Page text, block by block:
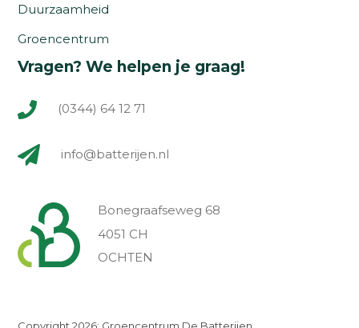
Duurzaamheid
Groencentrum
Vragen? We helpen je graag!
(0344) 64 12 71
info@batterijen.nl
Bonegraafseweg 68
4051 CH
OCHTEN